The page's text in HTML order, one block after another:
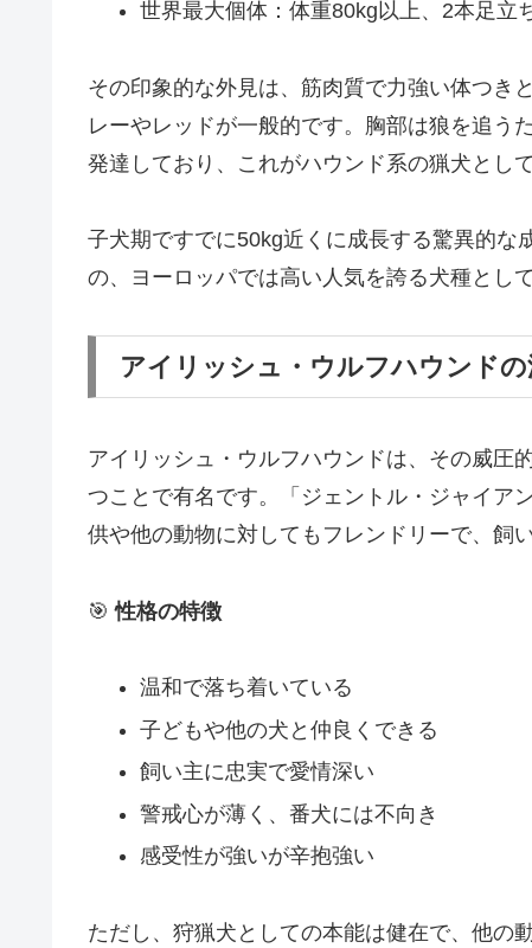
世界最大個体：体重80kg以上、2本足立
その印象的な外見は、筋肉質で力強い体つき
レーやレッドが一般的です。胸部は狼を追う
発達しており、これがハウンド系の猟犬とし
子犬期ですでに50kg近くに成長する驚異的
の、ヨーロッパでは高い人気を誇る犬種とし
アイリッシュ・ウルフハウンド
アイリッシュ・ウルフハウンドは、その威圧
つことで有名です。「ジェントル・ジャイア
供や他の動物に対してもフレンドリーで、飼
🎯性格の特徴
温和で落ち着いている
子どもや他の犬と仲良くできる
飼い主に忠実で愛情深い
警戒心が薄く、番犬には不向き
感受性が強いが辛抱強い
ただし、狩猟犬としての本能は健在で、他の